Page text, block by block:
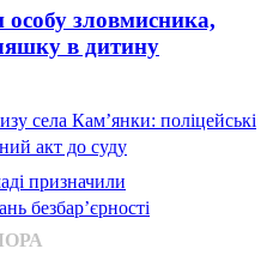
особу зловмисника,
в дитину
села Кам’янки: поліцейські
акт до суду
призначили
безбар’єрності